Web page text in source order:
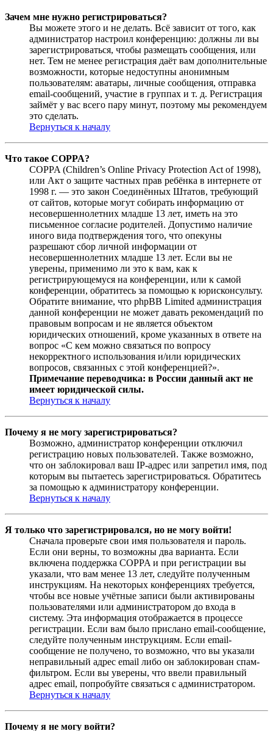
Зачем мне нужно регистрироваться?
Вы можете этого и не делать. Всё зависит от того, как
администратор настроил конференцию: должны ли вы
зарегистрироваться, чтобы размещать сообщения, или
нет. Тем не менее регистрация даёт вам дополнительные
возможности, которые недоступны анонимным
пользователям: аватары, личные сообщения, отправка
email-сообщений, участие в группах и т. д. Регистрация
займёт у вас всего пару минут, поэтому мы рекомендуем
это сделать.
Вернуться к началу
Что такое COPPA?
COPPA (Children’s Online Privacy Protection Act of 1998),
или Акт о защите частных прав ребёнка в интернете от
1998 г. — это закон Соединённых Штатов, требующий
от сайтов, которые могут собирать информацию от
несовершеннолетних младше 13 лет, иметь на это
письменное согласие родителей. Допустимо наличие
иного вида подтверждения того, что опекуны
разрешают сбор личной информации от
несовершеннолетних младше 13 лет. Если вы не
уверены, применимо ли это к вам, как к
регистрирующемуся на конференции, или к самой
конференции, обратитесь за помощью к юрисконсульту.
Обратите внимание, что phpBB Limited администрация
данной конференции не может давать рекомендаций по
правовым вопросам и не является объектом
юридических отношений, кроме указанных в ответе на
вопрос «С кем можно связаться по вопросу
некорректного использования и/или юридических
вопросов, связанных с этой конференцией?».
Примечание переводчика: в России данный акт не
имеет юридической силы.
Вернуться к началу
Почему я не могу зарегистрироваться?
Возможно, администратор конференции отключил
регистрацию новых пользователей. Также возможно,
что он заблокировал ваш IP-адрес или запретил имя, под
которым вы пытаетесь зарегистрироваться. Обратитесь
за помощью к администратору конференции.
Вернуться к началу
Я только что зарегистрировался, но не могу войти!
Сначала проверьте свои имя пользователя и пароль.
Если они верны, то возможны два варианта. Если
включена поддержка COPPA и при регистрации вы
указали, что вам менее 13 лет, следуйте полученным
инструкциям. На некоторых конференциях требуется,
чтобы все новые учётные записи были активированы
пользователями или администратором до входа в
систему. Эта информация отображается в процессе
регистрации. Если вам было прислано email-сообщение,
следуйте полученным инструкциям. Если email-
сообщение не получено, то возможно, что вы указали
неправильный адрес email либо он заблокирован спам-
фильтром. Если вы уверены, что ввели правильный
адрес email, попробуйте связаться с администратором.
Вернуться к началу
Почему я не могу войти?